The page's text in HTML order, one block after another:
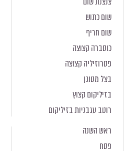
שום כתוש
שום חריף
כוסברה קצוצה
פטרוזיליה קצוצה
בצל מטוגן
בזיליקום קצוץ
רוטב עגבניות בזיליקום
ראש השנה
פסח